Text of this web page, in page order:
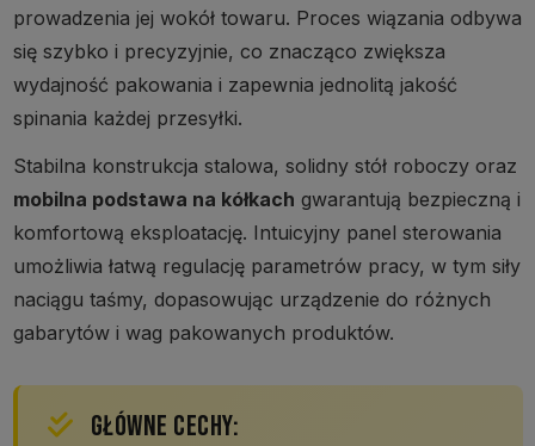
prowadzenia jej wokół towaru. Proces wiązania odbywa
się szybko i precyzyjnie, co znacząco zwiększa
wydajność pakowania i zapewnia jednolitą jakość
spinania każdej przesyłki.
Stabilna konstrukcja stalowa, solidny stół roboczy oraz
mobilna podstawa na kółkach gwarantują bezpieczną i
komfortową eksploatację. Intuicyjny panel sterowania
umożliwia łatwą regulację parametrów pracy, w tym siły
naciągu taśmy, dopasowując urządzenie do różnych
gabarytów i wag pakowanych produktów.
GŁÓWNE CECHY: